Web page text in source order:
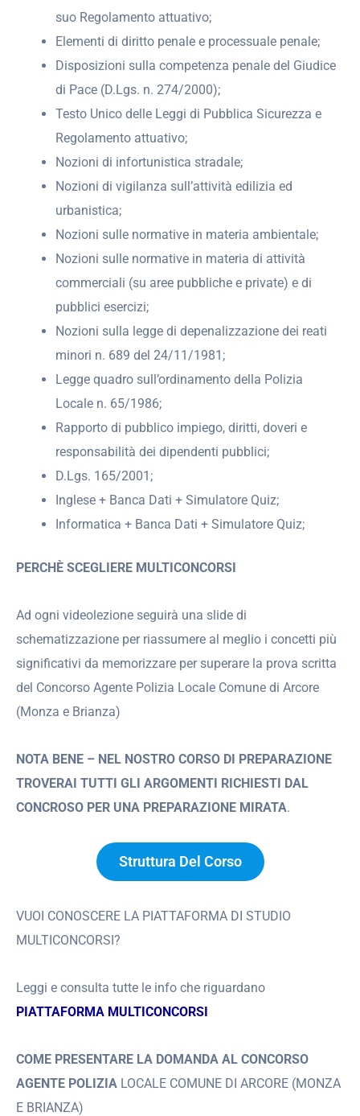
suo Regolamento attuativo;
Elementi di diritto penale e processuale penale;
Disposizioni sulla competenza penale del Giudice
di Pace (D.Lgs. n. 274/2000);
Testo Unico delle Leggi di Pubblica Sicurezza e
Regolamento attuativo;
Nozioni di infortunistica stradale;
Nozioni di vigilanza sull’attività edilizia ed
urbanistica;
Nozioni sulle normative in materia ambientale;
Nozioni sulle normative in materia di attività
commerciali (su aree pubbliche e private) e di
pubblici esercizi;
Nozioni sulla legge di depenalizzazione dei reati
minori n. 689 del 24/11/1981;
Legge quadro sull’ordinamento della Polizia
Locale n. 65/1986;
Rapporto di pubblico impiego, diritti, doveri e
responsabilità dei dipendenti pubblici;
D.Lgs. 165/2001;
Inglese + Banca Dati + Simulatore Quiz;
Informatica + Banca Dati + Simulatore Quiz;
PERCHÈ SCEGLIERE MULTICONCORSI
Ad ogni videolezione seguirà una slide di
schematizzazione per riassumere al meglio i concetti più
significativi da memorizzare per superare la prova scritta
del Concorso Agente Polizia Locale Comune di Arcore
(Monza e Brianza)
NOTA BENE – NEL NOSTRO CORSO DI PREPARAZIONE
TROVERAI TUTTI GLI ARGOMENTI RICHIESTI DAL
CONCROSO PER UNA PREPARAZIONE MIRATA.
Struttura Del Corso
VUOI CONOSCERE LA PIATTAFORMA DI STUDIO
MULTICONCORSI?
Leggi e consulta tutte le info che riguardano
PIATTAFORMA MULTICONCORSI
COME PRESENTARE LA DOMANDA AL CONCORSO
AGENTE POLIZIA LOCALE COMUNE DI ARCORE (MONZA
E BRIANZA)